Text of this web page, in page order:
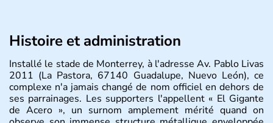
Histoire et administration
Installé le stade de Monterrey, à l'adresse Av. Pablo Livas
2011 (La Pastora, 67140 Guadalupe, Nuevo León), ce
complexe n'a jamais changé de nom officiel en dehors de
ses parrainages. Les supporters l'appellent « El Gigante
de Acero », un surnom amplement mérité quand on